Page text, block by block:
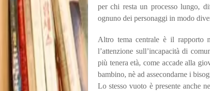
per chi resta un processo lungo,
ognuno dei personaggi in modo
Altro tema centrale è il rapporto
l’attenzione sull’incapacità di
più tenera età, come accade alla
bambino, nè ad assecondarne i
Lo stesso vuoto è presente anche